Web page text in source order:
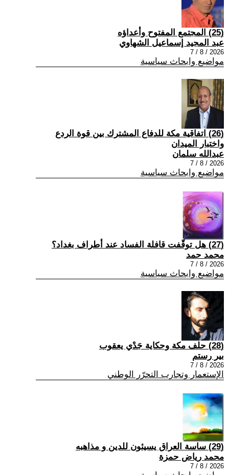
(25) المجتمع المفتوح وأعداؤه
عبد المجيد إسماعيل الشهاوي
2026 / 8 / 7
مواضيع وابحاث سياسية
(26) اتفاقية مكة للدفاع المشترك بين قوة الردع
واختبار الميدان
عبدالله سلمان
2026 / 8 / 7
مواضيع وابحاث سياسية
(27) هل توقّفت قافلة الفساد عند أطراف بغداد؟
محمد حمد
2026 / 8 / 7
مواضيع وابحاث سياسية
(28) حلف مكة وحكاية جَدْي يعقوب
بير رستم
2026 / 8 / 7
الإستعمار وتجارب التحرّر الوطني
(29) ساسة العراق يسيئون للدين و مذاهبه
محمد رياض حمزة
2026 / 8 / 7